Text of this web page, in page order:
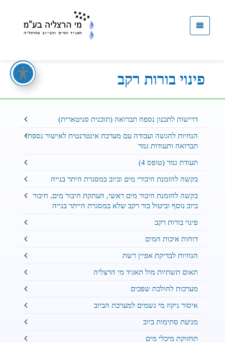
פינוי בורות רקב
דרישות לתכנון נספח תברואה (תוכנית סניטארית)
הנחיות להגשה ועבודה עם מערכת אינטרנטית לאישור נספחי
תברואה ותעודות גמר
תעודת גמר (טופס 4)
בקשה להזמנת חיבורי מים וביוב במסגרת היתר בנייה
בקשה להזמנת חיבור מים ראשי, העתקת חיבור מים, חיבור
ביוב נוסף וביטול בור רקב שלא במסגרת הייתר בנייה
פינוי בורות רקב
דוחות איכות המים
הנחיות לבדיקת אפיין רשת
תאום תשתיות מול תאגיד מי הרצליה
מערכות להולכת שפכים
איסור ניקוז מי גשמים למערכת הביוב
מניעת סתימות ביוב
תחזוקת מיכלי מים